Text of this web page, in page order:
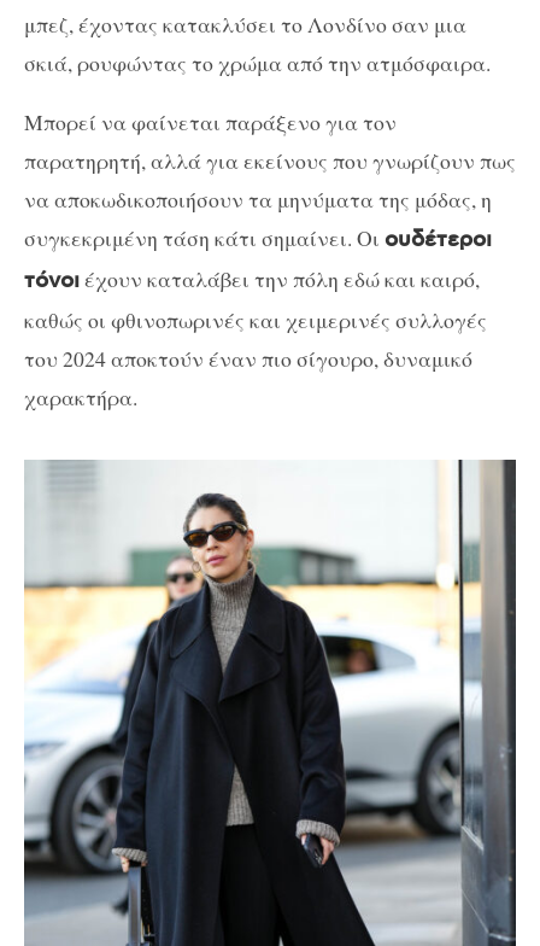
μπεζ, έχοντας κατακλύσει το Λονδίνο σαν μια
σκιά, ρουφώντας το χρώμα από την ατμόσφαιρα.
Μπορεί να φαίνεται παράξενο για τον
παρατηρητή, αλλά για εκείνους που γνωρίζουν πως
να αποκωδικοποιήσουν τα μηνύματα της μόδας, η
συγκεκριμένη τάση κάτι σημαίνει. Οι ουδέτεροι
τόνοιέχουν καταλάβει την πόλη εδώ και καιρό,
καθώς οι φθινοπωρινές και χειμερινές συλλογές
του 2024 αποκτούν έναν πιο σίγουρο, δυναμικό
χαρακτήρα.